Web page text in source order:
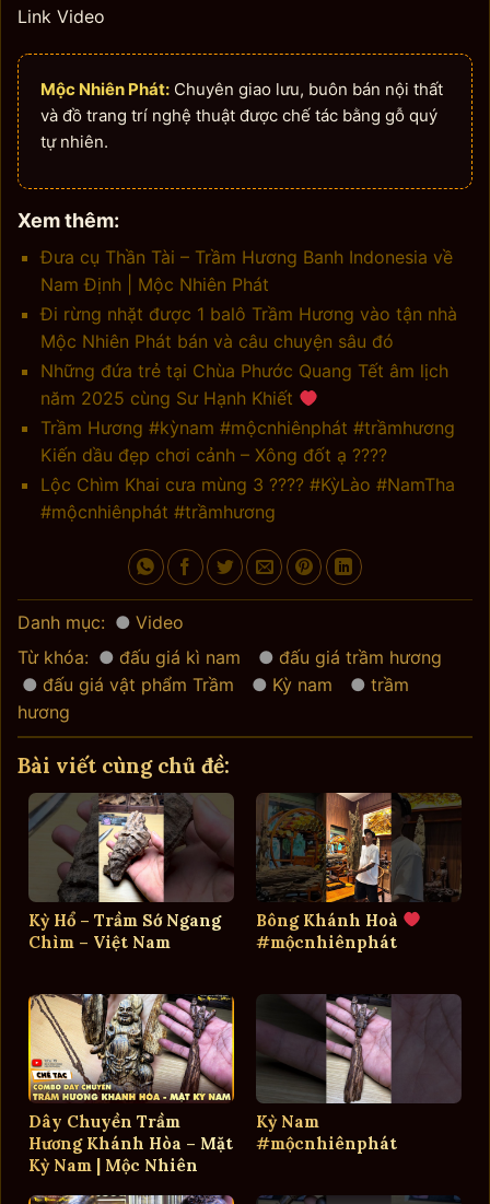
Link Video
Mộc Nhiên Phát: Chuyên giao lưu, buôn bán nội thất
và đồ trang trí nghệ thuật được chế tác bằng gỗ quý
tự nhiên.
Xem thêm:
Đưa cụ Thần Tài – Trầm Hương Banh Indonesia về
Nam Định | Mộc Nhiên Phát
Đi rừng nhặt được 1 balô Trầm Hương vào tận nhà
Mộc Nhiên Phát bán và câu chuyện sâu đó
Những đứa trẻ tại Chùa Phước Quang Tết âm lịch
năm 2025 cùng Sư Hạnh Khiết
Trầm Hương #kỳnam #mộcnhiênphát #trầmhương
Kiến dầu đẹp chơi cảnh – Xông đốt ạ ????
Lộc Chìm Khai cưa mùng 3 ???? #KỳLào #NamTha
#mộcnhiênphát #trầmhương
Danh mục:
Video
Từ khóa:
đấu giá kì nam
đấu giá trầm hương
đấu giá vật phẩm Trầm
Kỳ nam
trầm
hương
Bài viết cùng chủ đề:
Kỳ Hổ – Trầm Sớ Ngang
Chìm – Việt Nam
Bông Khánh Hoà
#mộcnhiênphát
Dây Chuyền Trầm
Hương Khánh Hòa – Mặt
Kỳ Nam | Mộc Nhiên
Kỳ Nam
#mộcnhiênphát